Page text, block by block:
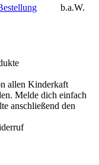
b.a.W.
allen Kinderkaft
Melde dich einfach
anschließend den